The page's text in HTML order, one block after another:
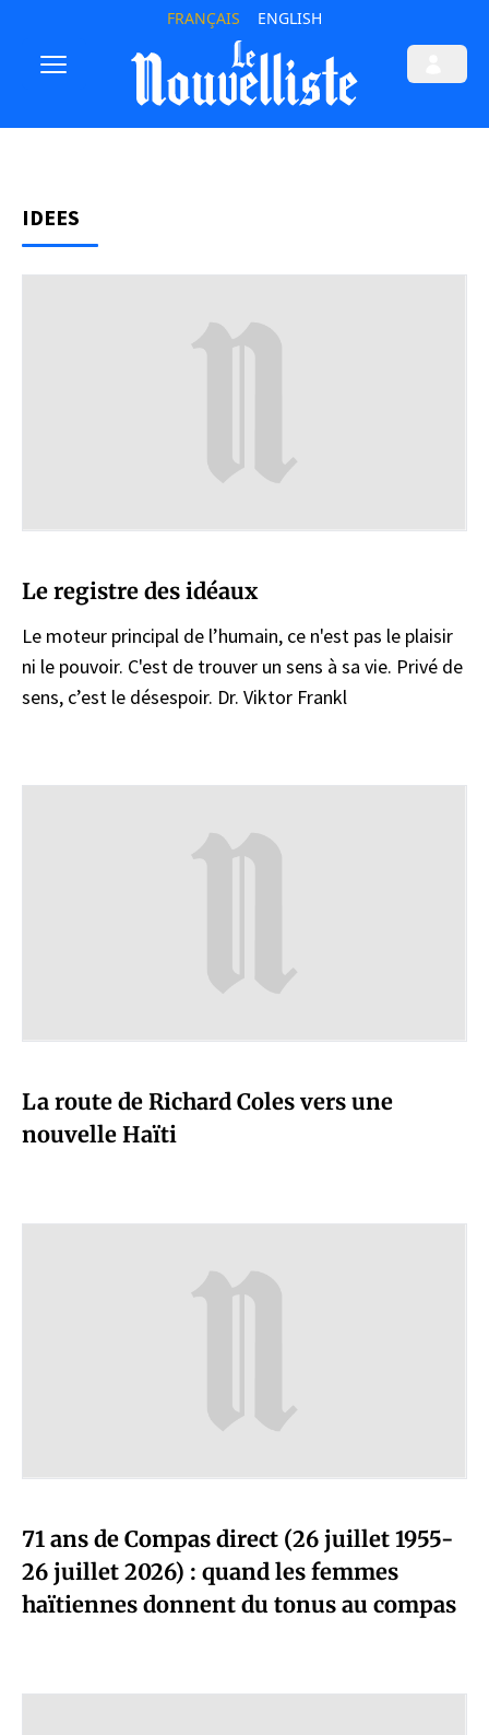
FRANÇAIS ENGLISH
IDEES
Le registre des idéaux
Le moteur principal de l’humain, ce n'est pas le plaisir
ni le pouvoir. C'est de trouver un sens à sa vie. Privé de
sens, c’est le désespoir. Dr. Viktor Frankl
La route de Richard Coles vers une
nouvelle Haïti
71 ans de Compas direct (26 juillet 1955-
26 juillet 2026) : quand les femmes
haïtiennes donnent du tonus au compas